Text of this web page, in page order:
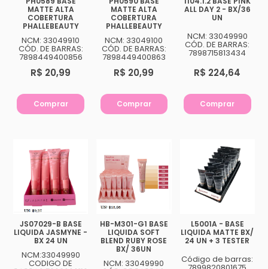
MATTE ALTA
COBERTURA
PHALLEBEAUTY
NCM: 33049910
CÓD. DE BARRAS:
7898449400856
R$ 20,99
Comprar
MATTE ALTA
COBERTURA
PHALLEBEAUTY
NCM: 33049100
CÓD. DE BARRAS:
7898449400863
R$ 20,99
Comprar
ALL DAY 2 - BX/36
UN
NCM: 33049990
CÓD. DE BARRAS:
7898715813434
R$ 224,64
Comprar
JS07029-B BASE
LIQUIDA JASMYNE -
BX 24 UN
NCM:33049990
CODIGO DE
HB-M301-G1 BASE
LIQUIDA SOFT
BLEND RUBY ROSE
BX/ 36UN
NCM: 33049990
L5001A - BASE
LIQUIDA MATTE BX/
24 UN + 3 TESTER
Código de barras: